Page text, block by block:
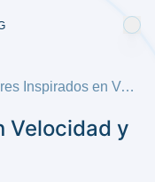
Nombres Inspirados en Velocidad y Atletismo
Velocidad y